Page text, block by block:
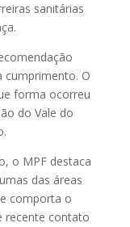
sanitárias
cumprimento. O
forma ocorreu
do Vale do
o MPF destaca
das áreas
comporta o
recente contato